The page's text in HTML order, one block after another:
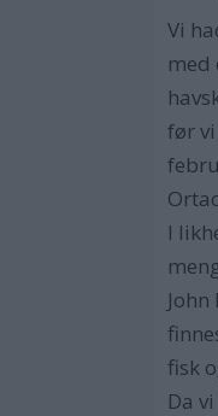
Vi
med
før
I
fisk
Da